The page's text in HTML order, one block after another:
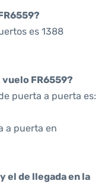
es 1388
FR6559?
puerta a puerta es:
a puerta en
el de llegada en la